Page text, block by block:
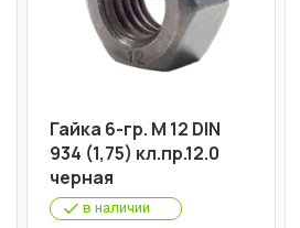
Гайка 6-гр. М 12 DIN
934 (1,75) кл.пр.12.0
черная
в наличии